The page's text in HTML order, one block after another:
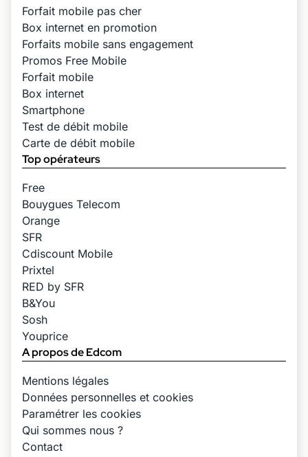
Forfait mobile pas cher
Box internet en promotion
Forfaits mobile sans engagement
Promos Free Mobile
Forfait mobile
Box internet
Smartphone
Test de débit mobile
Carte de débit mobile
Top opérateurs
Free
Bouygues Telecom
Orange
SFR
Cdiscount Mobile
Prixtel
RED by SFR
B&You
Sosh
Youprice
A propos de Edcom
Mentions légales
Données personnelles et cookies
Paramétrer les cookies
Qui sommes nous ?
Contact